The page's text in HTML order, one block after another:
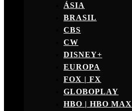
ÁSIA
BRASIL
CBS
CW
DISNEY+
EUROPA
FOX | FX
GLOBOPLAY
HBO | HBO MAX